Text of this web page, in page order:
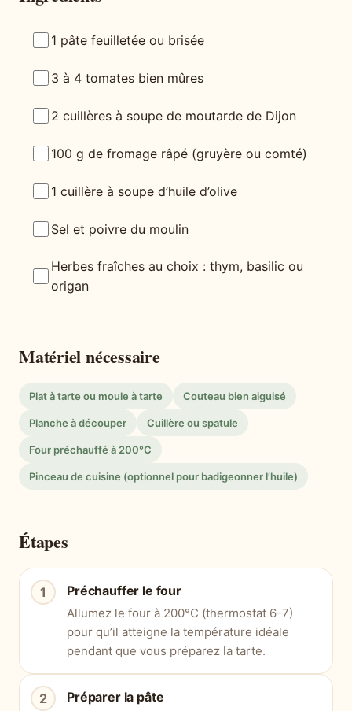
1 pâte feuilletée ou brisée
3 à 4 tomates bien mûres
2 cuillères à soupe de moutarde de Dijon
100 g de fromage râpé (gruyère ou comté)
1 cuillère à soupe d’huile d’olive
Sel et poivre du moulin
Herbes fraîches au choix : thym, basilic ou
origan
Matériel nécessaire
Plat à tarte ou moule à tarte Couteau bien aiguisé
Planche à découper Cuillère ou spatule
Four préchauffé à 200°C
Pinceau de cuisine (optionnel pour badigeonner l’huile)
Étapes
Préchauffer le four
Allumez le four à 200°C (thermostat 6-7)
pour qu’il atteigne la température idéale
pendant que vous préparez la tarte.
Préparer la pâte